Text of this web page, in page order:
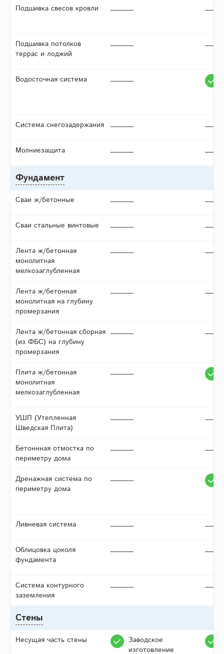
Подшивка свесов кровли
Подшивка потолков
террас и лоджий
Водосточная система
Система снегозадержания
Молниезащита
Фундамент
Сваи ж/бетонные
Сваи стальные винтовые
Лента ж/бетонная
монолитная
мелкозаглубленная
Лента ж/бетонная
монолитная на глубину
промерзания
Лента ж/бетонная сборная
(из ФБС) на глубину
промерзания
Плита ж/бетонная
монолитная
мелкозаглубленная
УШП (Утепленная
Шведская Плита)
Бетоннная отмостка по
периметру дома
Дренажная система по
периметру дома
Ливневая система
Облицовка цоколя
фундамента
Система контурного
заземления
Стены
Несущая часть стены
Заводское
изготовление